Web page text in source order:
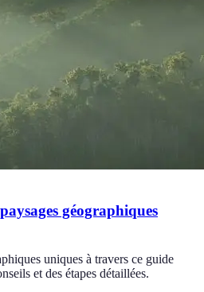
géographiques
uniques à travers ce guide
et des étapes détaillées.